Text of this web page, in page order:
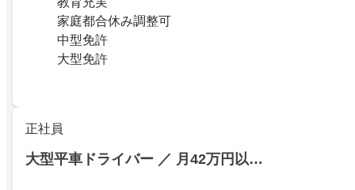
家庭都合休み調整可
中型免許
大型免許
正社員
大型平車ドライバー ／ 月42万円以…